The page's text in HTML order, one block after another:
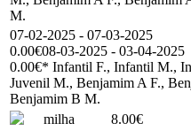
M.
07-02-2025 - 07-03-2025
0.00€08-03-2025 - 03-04-2025
0.00€* Infantil F., Infantil M.,
Juvenil M., Benjamim A F.,
Benjamim B M.
milha
8.00€